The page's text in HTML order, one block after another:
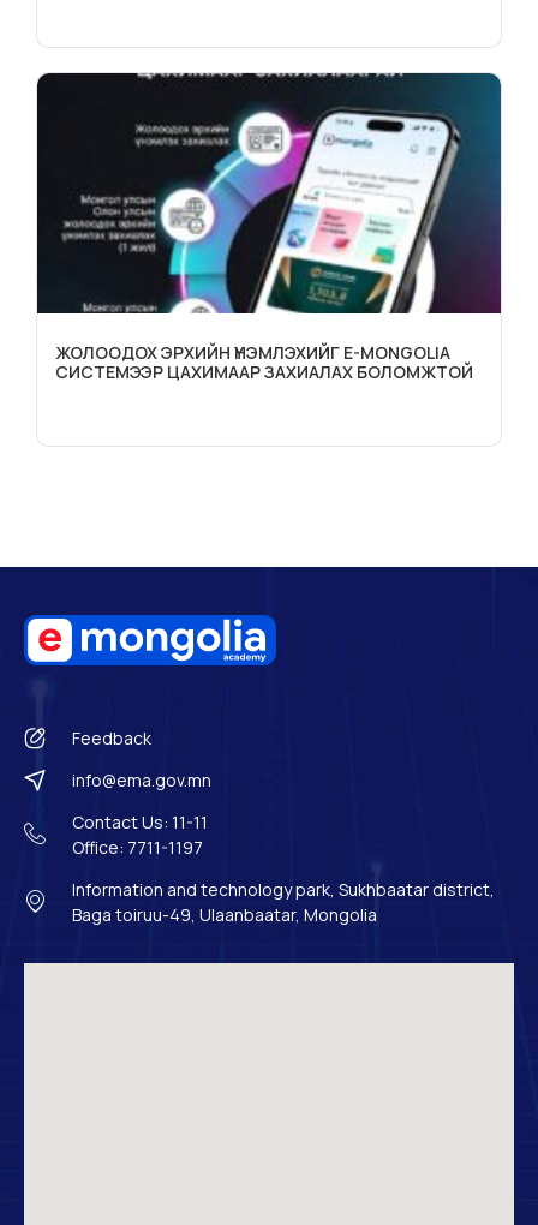
ЖОЛООДОХ ЭРХИЙН ҮНЭМЛЭХИЙГ E-MONGOLIA
СИСТЕМЭЭР ЦАХИМААР ЗАХИАЛАХ БОЛОМЖТОЙ
Feedback
info@ema.gov.mn
Contact Us: 11-11
Office: 7711-1197
Information and technology park, Sukhbaatar district,
Baga toiruu-49, Ulaanbaatar, Mongolia